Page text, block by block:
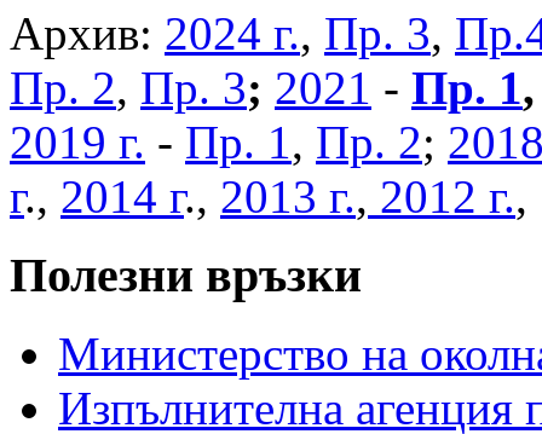
Архив: 2024 г., Пр. 3,
Пр. 2, Пр. 3; 2021 - Пр. 1
2019 г. - Пр. 1, Пр. 2;
г., 2014 г., 2013 г., 2012 г.
Полезни връзки
Министерство на
Изпълнителна агенция